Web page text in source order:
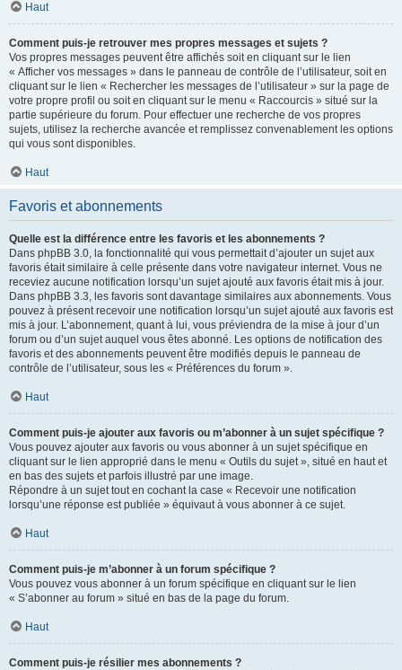
Haut
Comment puis-je retrouver mes propres messages et sujets ?
Vos propres messages peuvent être affichés soit en cliquant sur le lien
« Afficher vos messages » dans le panneau de contrôle de l’utilisateur, soit en
cliquant sur le lien « Rechercher les messages de l’utilisateur » sur la page de
votre propre profil ou soit en cliquant sur le menu « Raccourcis » situé sur la
partie supérieure du forum. Pour effectuer une recherche de vos propres
sujets, utilisez la recherche avancée et remplissez convenablement les options
qui vous sont disponibles.
Haut
Favoris et abonnements
Quelle est la différence entre les favoris et les abonnements ?
Dans phpBB 3.0, la fonctionnalité qui vous permettait d’ajouter un sujet aux
favoris était similaire à celle présente dans votre navigateur internet. Vous ne
receviez aucune notification lorsqu’un sujet ajouté aux favoris était mis à jour.
Dans phpBB 3.3, les favoris sont davantage similaires aux abonnements. Vous
pouvez à présent recevoir une notification lorsqu’un sujet ajouté aux favoris est
mis à jour. L’abonnement, quant à lui, vous préviendra de la mise à jour d’un
forum ou d’un sujet auquel vous êtes abonné. Les options de notification des
favoris et des abonnements peuvent être modifiés depuis le panneau de
contrôle de l’utilisateur, sous les « Préférences du forum ».
Haut
Comment puis-je ajouter aux favoris ou m’abonner à un sujet spécifique ?
Vous pouvez ajouter aux favoris ou vous abonner à un sujet spécifique en
cliquant sur le lien approprié dans le menu « Outils du sujet », situé en haut et
en bas des sujets et parfois illustré par une image.
Répondre à un sujet tout en cochant la case « Recevoir une notification
lorsqu’une réponse est publiée » équivaut à vous abonner à ce sujet.
Haut
Comment puis-je m’abonner à un forum spécifique ?
Vous pouvez vous abonner à un forum spécifique en cliquant sur le lien
« S’abonner au forum » situé en bas de la page du forum.
Haut
Comment puis-je résilier mes abonnements ?